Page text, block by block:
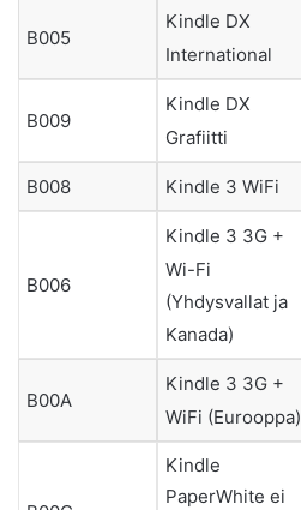
B005
Kindle DX
International
B009
Kindle DX
Grafiitti
B008 Kindle 3 WiFi
B006
Kindle 3 3G +
Wi-Fi
(Yhdysvallat ja
Kanada)
B00A
Kindle 3 3G +
WiFi (Eurooppa)
Kindle
PaperWhite ei